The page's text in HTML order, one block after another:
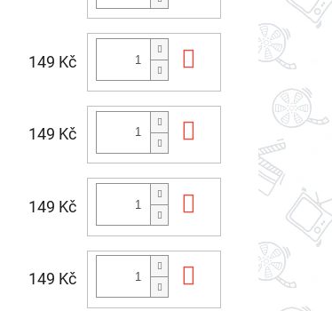
149 Kč Do košíku
149 Kč Do košíku
149 Kč Do košíku
149 Kč Do košíku